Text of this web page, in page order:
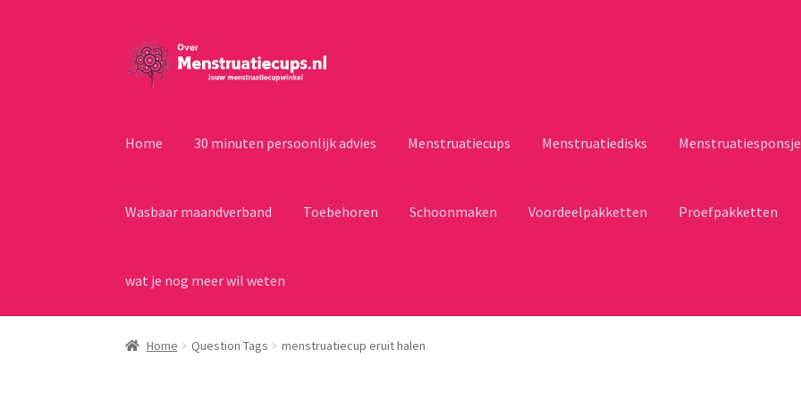
Ga
door
naar
Ga
naar
Home 30 minuten persoonlijk advies Menstruatiecups Menstruatiedisks
Wasbaar maandverband Toebehoren Schoonmaken Voordeelpakketten Proefpakketten
wat je nog meer wil weten
Home Question Tags menstruatiecup eruit halen